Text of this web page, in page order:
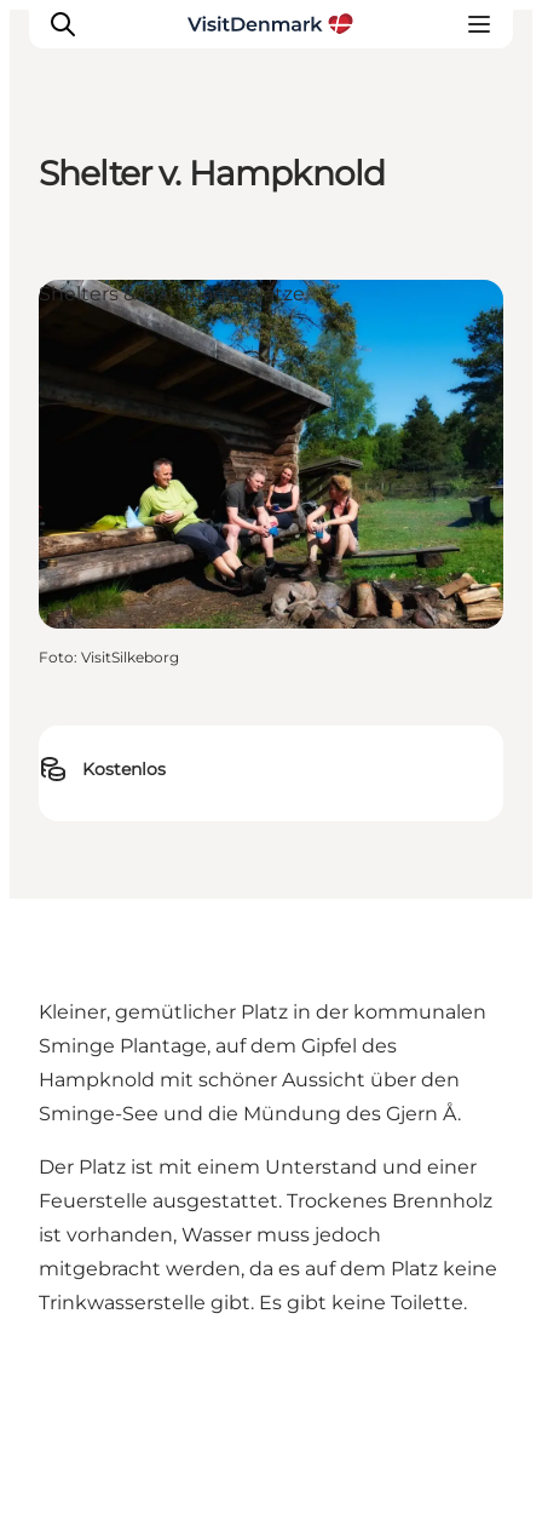
Erlebnisse
Unterkünfte
Reiseplanung
Shelter v. Hampknold
Kostenlos
Shelters & Naturlagerplätze
Foto: VisitSilkeborg
Kleiner, gemütlicher Platz in der kommunalen
Sminge Plantage, auf dem Gipfel des
Hampknold mit schöner Aussicht über den
Sminge-See und die Mündung des Gjern Å.
Der Platz ist mit einem Unterstand und einer
Feuerstelle ausgestattet. Trockenes Brennholz
ist vorhanden, Wasser muss jedoch
mitgebracht werden, da es auf dem Platz keine
Trinkwasserstelle gibt. Es gibt keine Toilette.